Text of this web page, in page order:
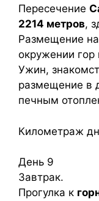
Пересечение
2214 метров,
Размещение
окружении гор
Ужин,
размещение в
печным
Километраж
День 9
Завтрак.
Прогулка к